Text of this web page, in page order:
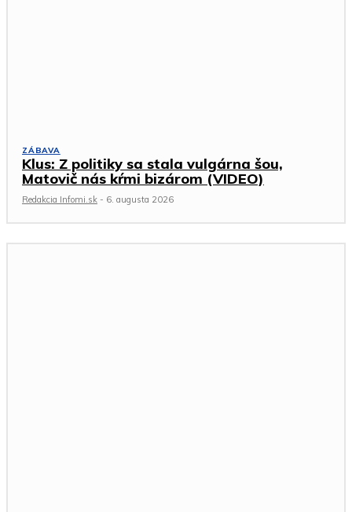
ZÁBAVA
Klus: Z politiky sa stala vulgárna šou,
Matovič nás kŕmi bizárom (VIDEO)
Redakcia Infomi.sk - 6. augusta 2026